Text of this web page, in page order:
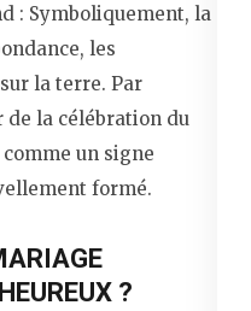
: Symboliquement, la
les
la terre. Par
de la célébration du
un signe
formé.
?